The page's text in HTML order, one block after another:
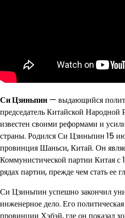
Си Цзиньпин — выдающийся
председатель Китайской Народной
известен своими реформами и
страны. Родился Си Цзиньпин 15
провинция Шаньси, Китай. Он
Коммунистической партии Китая с
рядах партии, прежде чем стать ее
Си Цзиньпин успешно закончил
инженерное дело. Его политическая